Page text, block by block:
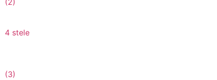
(2)
4 stele
(3)